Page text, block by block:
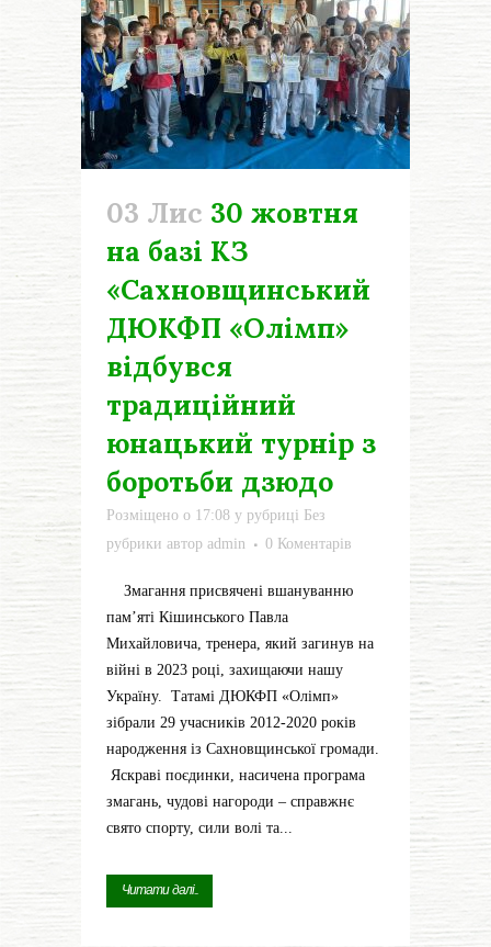
03 Лис 30 жовтня
на базі КЗ
«Сахновщинський
ДЮКФП «Олімп»
відбувся
традиційний
юнацький турнір з
боротьби дзюдо
Розміщено о 17:08 у рубриці Без
рубрики автор admin 0 Коментарів
Змагання присвячені вшануванню
пам’яті Кішинського Павла
Михайловича, тренера, який загинув на
війні в 2023 році, захищаючи нашу
Україну. Татамі ДЮКФП «Олімп»
зібрали 29 учасників 2012-2020 років
народження із Сахновщинської громади.
Яскраві поєдинки, насичена програма
змагань, чудові нагороди – справжнє
свято спорту, сили волі та...
Читати далі...